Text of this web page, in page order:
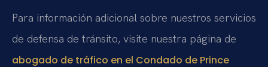
Para información adicional sobre nuestros servicios
de defensa de tránsito, visite nuestra página de
abogado de tráfico en el Condado de Prince